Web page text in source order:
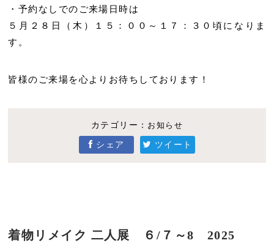
・予約なしでのご来場日時は
５月２８日（木）１５：００～１７：３０頃になりま
す。
皆様のご来場を心よりお待ちしております！
カテゴリー： お知らせ
シェア ツイート
着物リメイク 二人展 ６/７～8 2025